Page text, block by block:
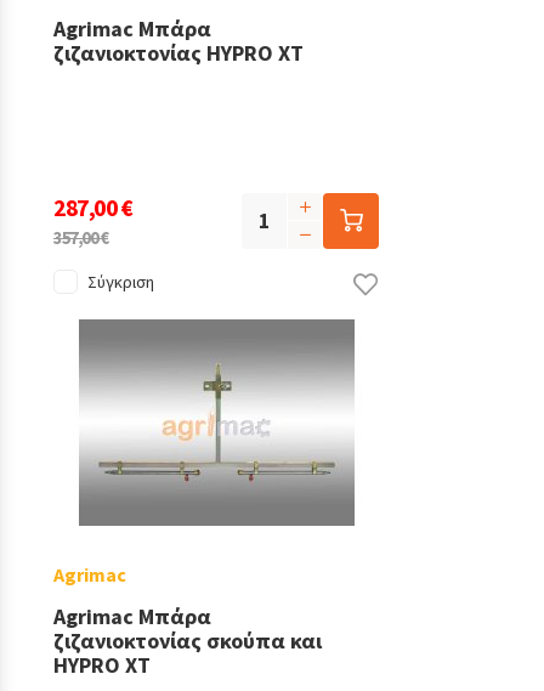
Agrimac Μπάρα
ζιζανιοκτονίας HYPRO XT
287,00 €
357,00 €
Σύγκριση
Agrimac
Agrimac Μπάρα
ζιζανιοκτονίας σκούπα και
HYPRO XT